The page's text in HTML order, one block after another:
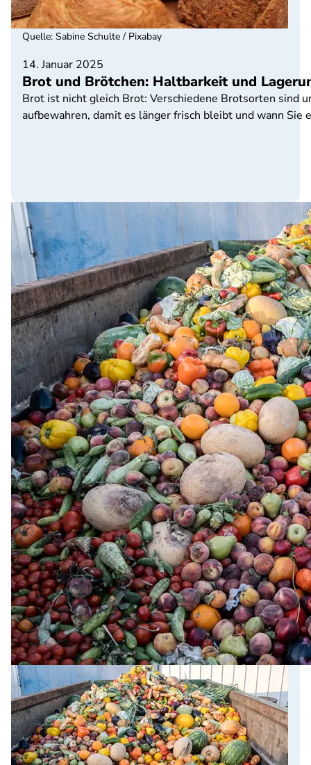
14. Januar 2025
Brot und Brötchen: Haltbarkeit und
Brot ist nicht gleich Brot: Verschiedene Brotsorten sind
aufbewahren, damit es länger frisch bleibt und wann Sie
Quelle: Sabine Schulte / Pixabay